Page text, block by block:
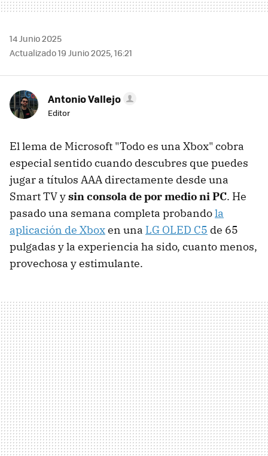
14 Junio 2025
Actualizado 19 Junio 2025, 16:21
Antonio Vallejo
Editor
El lema de Microsoft "Todo es una Xbox" cobra
especial sentido cuando descubres que puedes
jugar a títulos AAA directamente desde una
Smart TV ysin consola de por medio ni PC. He
pasado una semana completa probandola
aplicación de Xboxen una LG OLED C5 de 65
pulgadas y la experiencia ha sido, cuanto menos,
provechosa y estimulante.